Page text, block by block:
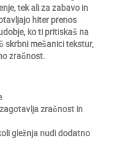
tek ali za zabavo in
hiter prenos
ko ti pritiskaš na
skrbni mešanici tekstur,
zračnost.
zračnost in
gležnja nudi dodatno